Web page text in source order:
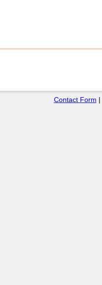
Contact Form |